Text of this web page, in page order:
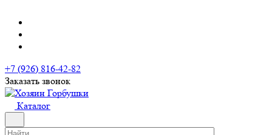
+7 (926) 816-42-82
Заказать звонок
Каталог